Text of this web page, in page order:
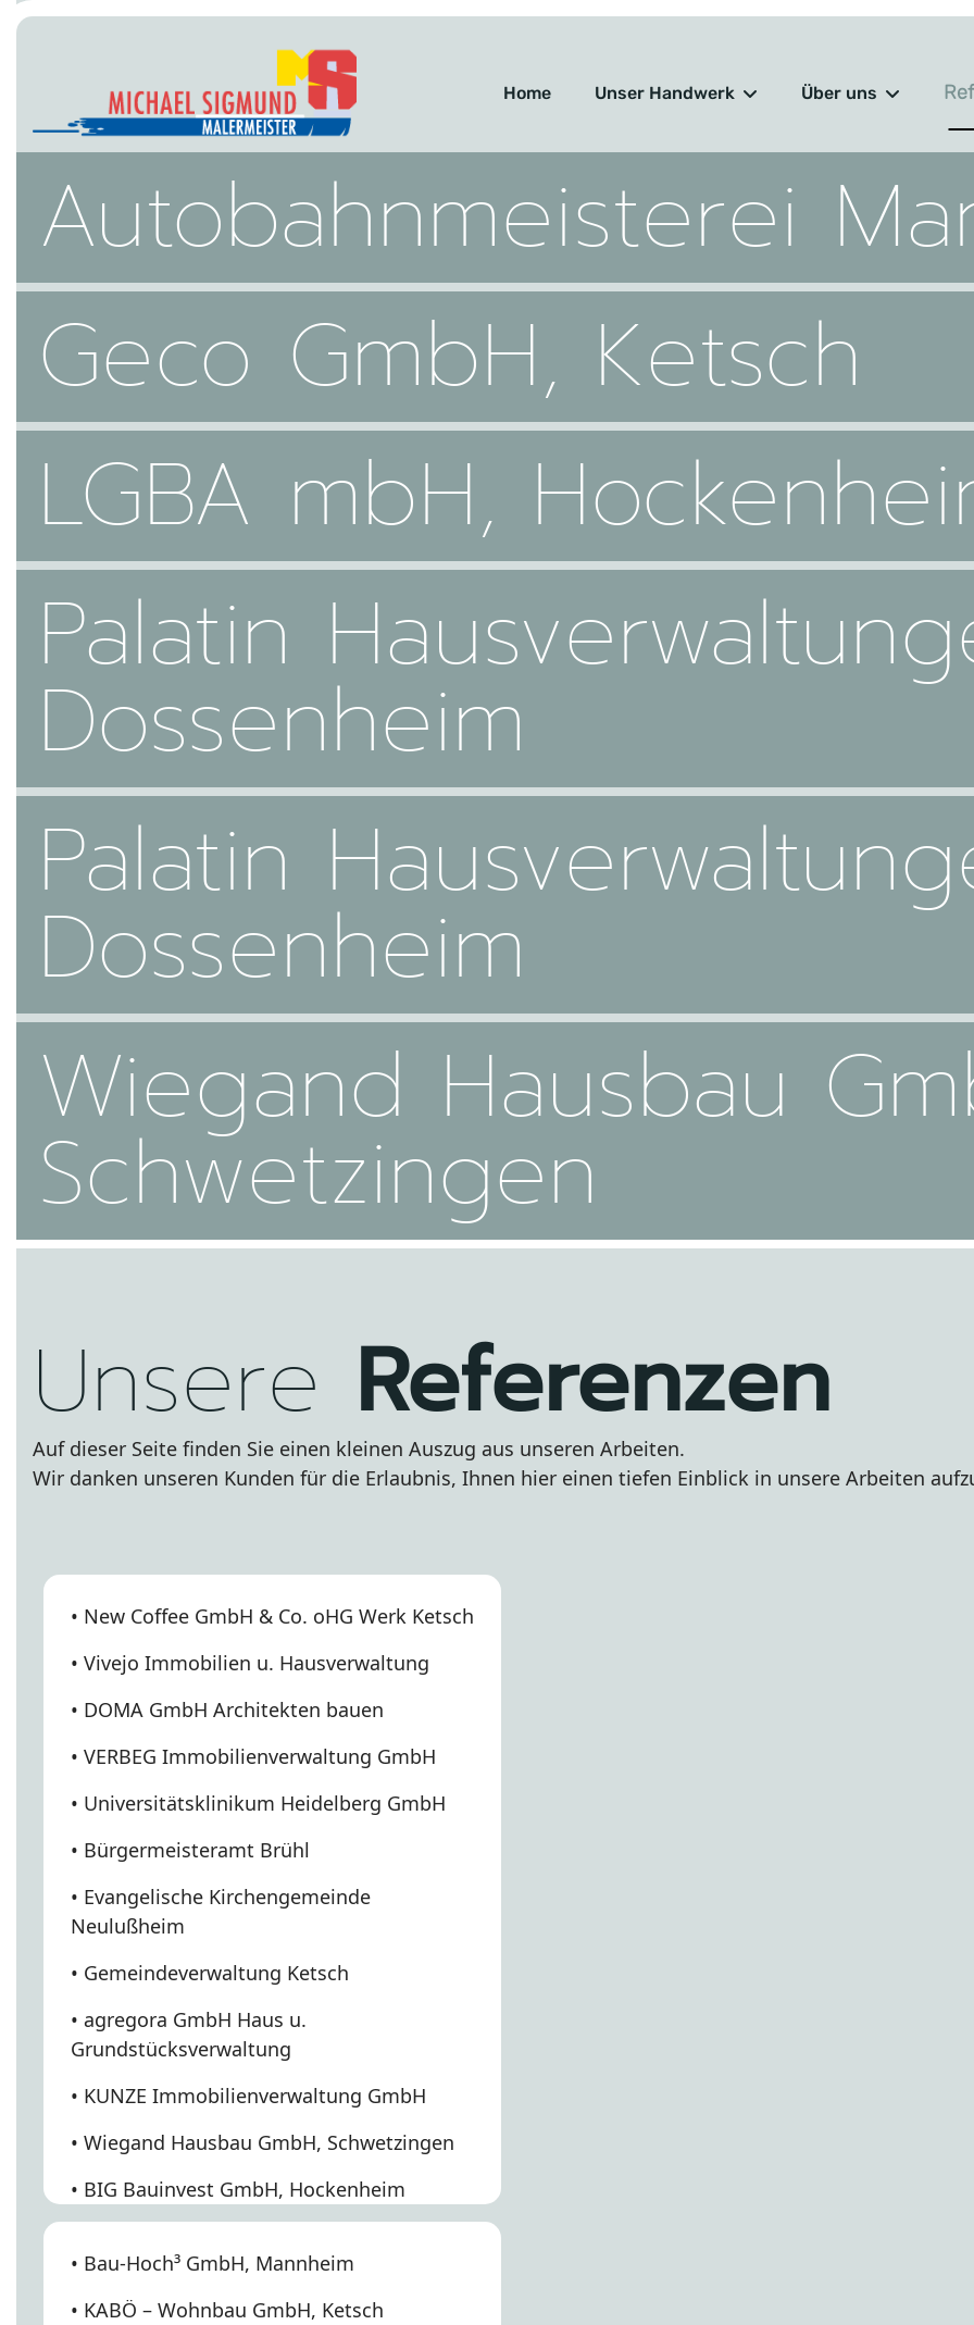
Home Unser Handwerk Über uns
Autobahnmeisterei
Geco GmbH, Ketsch
LGBA mbH,
Palatin
Dossenheim
Palatin
Dossenheim
Wiegand Hausbau
Schwetzingen
Unsere Referenzen
Auf dieser Seite finden Sie einen kleinen Auszug aus unseren Arbeiten.
Wir danken unseren Kunden für die Erlaubnis, Ihnen hier einen tiefen Einblick in unsere Arbeiten
• New Coffee GmbH & Co. oHG Werk Ketsch
• Vivejo Immobilien u. Hausverwaltung
• DOMA GmbH Architekten bauen
• VERBEG Immobilienverwaltung GmbH
• Universitätsklinikum Heidelberg GmbH
• Bürgermeisteramt Brühl
• Evangelische Kirchengemeinde
Neulußheim
• Gemeindeverwaltung Ketsch
• agregora GmbH Haus u.
Grundstücksverwaltung
• KUNZE Immobilienverwaltung GmbH
• Wiegand Hausbau GmbH, Schwetzingen
• BIG Bauinvest GmbH, Hockenheim
• Bau-Hoch³ GmbH, Mannheim
• KABÖ – Wohnbau GmbH, Ketsch